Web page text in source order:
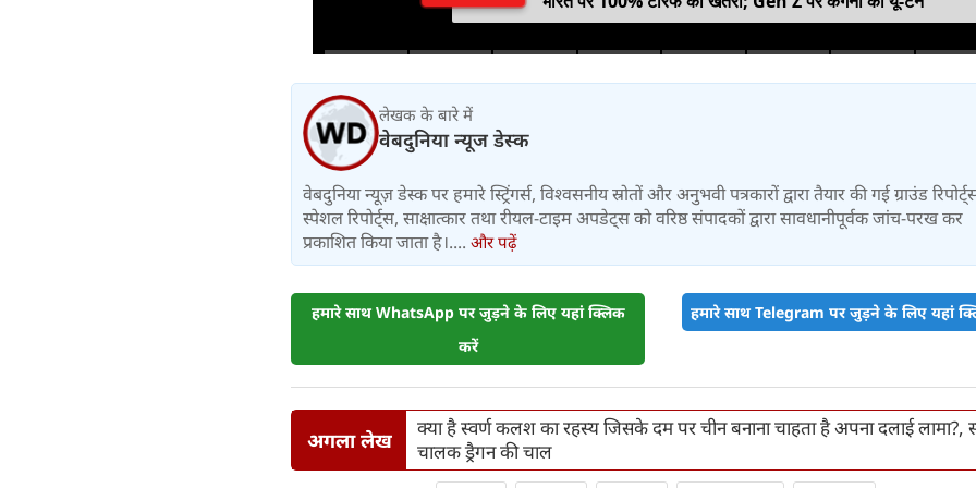
लेखक के बारे में
वेबदुनिया न्यूज डेस्क
वेबदुनिया न्यूज़ डेस्क पर हमारे स्ट्रिंगर्स, विश्वसनीय स्रोतों और अनुभवी पत्रकारों द्वारा तैयार की गई ग्राउंड
स्पेशल रिपोर्ट्स, साक्षात्कार तथा रीयल-टाइम अपडेट्स को वरिष्ठ संपादकों द्वारा सावधानीपूर्वक जांच-परख कर
प्रकाशित किया जाता है।.... और पढ़ें
हमारे साथ WhatsApp पर जुड़ने के लिए यहां क्लिक
करें
हमारे साथ Telegram पर जुड़ने के लिए यहां
अगला लेख
क्या है स्वर्ण कलश का रहस्य जिसके दम पर चीन बनाना चाहता है अपना दलाई लामा?,
चालक ड्रैगन की चाल